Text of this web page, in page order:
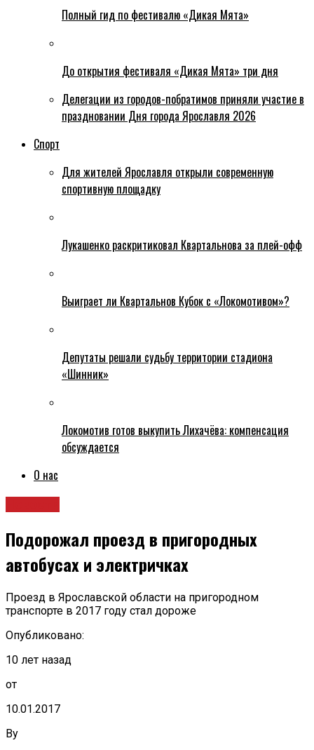
Полный гид по фестивалю «Дикая Мята»
До открытия фестиваля «Дикая Мята» три дня
Делегации из городов-побратимов приняли участие в
праздновании Дня города Ярославля 2026
Спорт
Для жителей Ярославля открыли современную
спортивную площадку
Лукашенко раскритиковал Квартальнова за плей-офф
Выиграет ли Квартальнов Кубок с «Локомотивом»?
Депутаты решали судьбу территории стадиона
«Шинник»
Локомотив готов выкупить Лихачёва: компенсация
обсуждается
О нас
Подорожал проезд в пригородных
автобусах и электричках
Проезд в Ярославской области на пригородном
транспорте в 2017 году стал дороже
Опубликовано:
10 лет назад
от
10.01.2017
By